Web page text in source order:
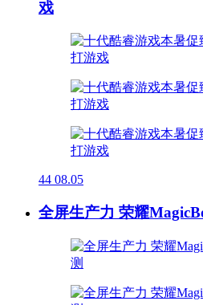
戏
44 08.05
全屏生产力 荣耀